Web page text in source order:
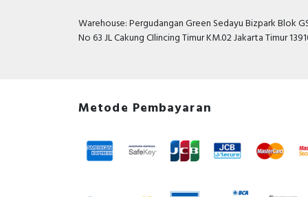
Warehouse: Pergudangan Green Sedayu Bizpark Blok
No 63 JL Cakung CIlincing Timur KM.02 Jakarta Timur
Metode Pembayaran